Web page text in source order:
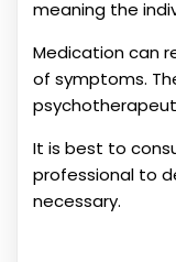
meaning the
Medication can
of symptoms.
It is best to
professional to
necessary.